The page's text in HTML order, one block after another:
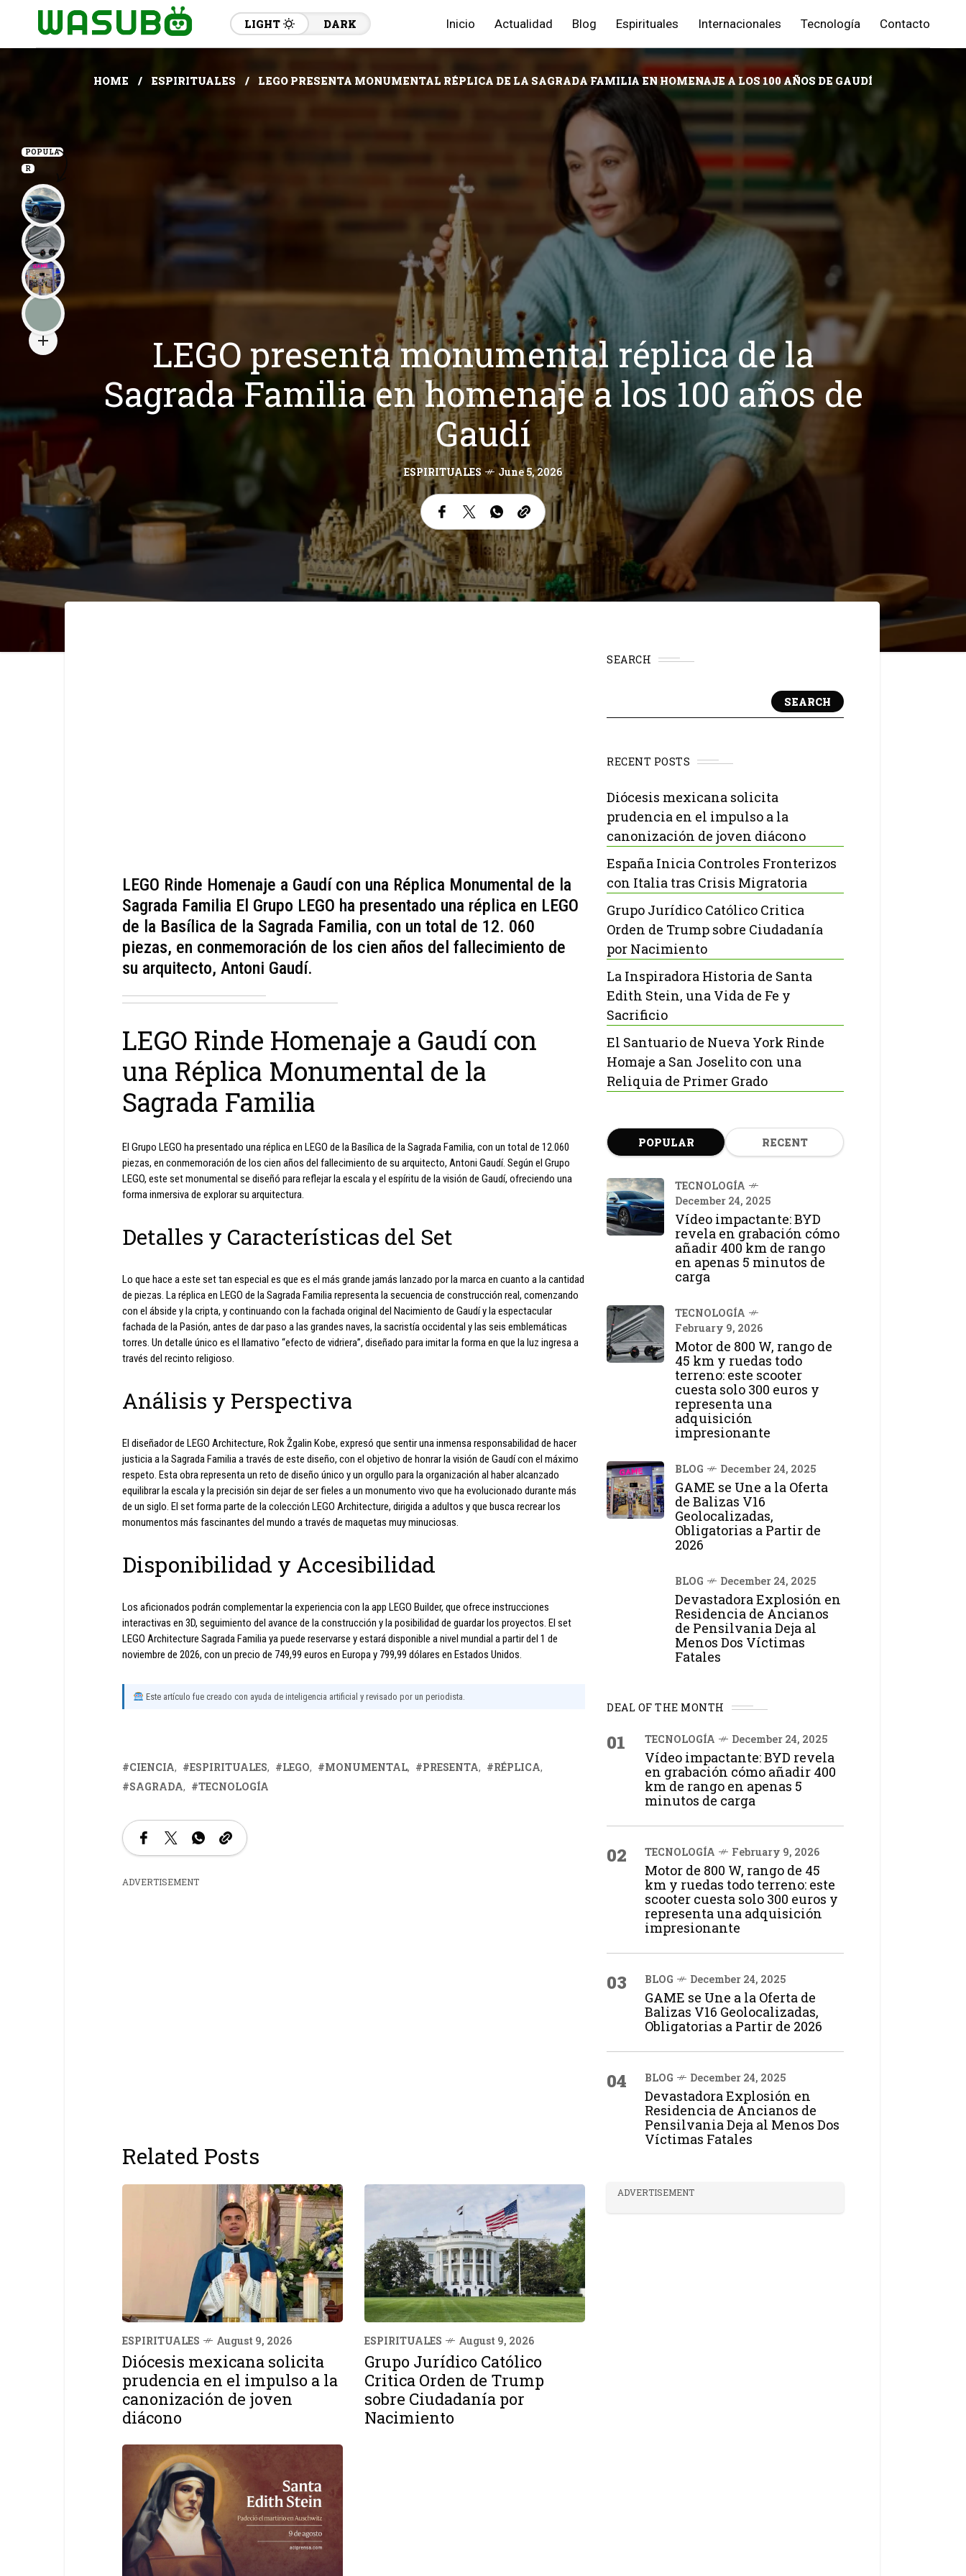
LIGHT DARK Inicio Actualidad Blog Espirituales Internacionales Tecnología Contacto
HOME ESPIRITUALES LEGO PRESENTA MONUMENTAL RÉPLICA DE LA SAGRADA FAMILIA EN HOMENAJE A LOS 100 AÑOS DE GAUDÍ
LEGO presenta monumental réplica de la
Sagrada Familia en homenaje a los 100 años de
Gaudí
ESPIRITUALES June 5, 2026
LEGO Rinde Homenaje a Gaudí con una Réplica Monumental de la
Sagrada Familia El Grupo LEGO ha presentado una réplica en LEGO
de la Basílica de la Sagrada Familia, con un total de 12. 060
piezas, en conmemoración de los cien años del fallecimiento de
su arquitecto, Antoni Gaudí.
LEGO Rinde Homenaje a Gaudí con
una Réplica Monumental de la
Sagrada Familia
El Grupo LEGO ha presentado una réplica en LEGO de la Basílica de la Sagrada Familia, con un total de 12.060
piezas, en conmemoración de los cien años del fallecimiento de su arquitecto, Antoni Gaudí. Según el Grupo
LEGO, este set monumental se diseñó para reflejar la escala y el espíritu de la visión de Gaudí, ofreciendo una
forma inmersiva de explorar su arquitectura.
Detalles y Características del Set
Lo que hace a este set tan especial es que es el más grande jamás lanzado por la marca en cuanto a la cantidad
de piezas. La réplica en LEGO de la Sagrada Familia representa la secuencia de construcción real, comenzando
con el ábside y la cripta, y continuando con la fachada original del Nacimiento de Gaudí y la espectacular
fachada de la Pasión, antes de dar paso a las grandes naves, la sacristía occidental y las seis emblemáticas
torres. Un detalle único es el llamativo “efecto de vidriera”, diseñado para imitar la forma en que la luz ingresa a
través del recinto religioso.
Análisis y Perspectiva
El diseñador de LEGO Architecture, Rok Žgalin Kobe, expresó que sentir una inmensa responsabilidad de hacer
justicia a la Sagrada Familia a través de este diseño, con el objetivo de honrar la visión de Gaudí con el máximo
respeto. Esta obra representa un reto de diseño único y un orgullo para la organización al haber alcanzado
equilibrar la escala y la precisión sin dejar de ser fieles a un monumento vivo que ha evolucionado durante más
de un siglo. El set forma parte de la colección LEGO Architecture, dirigida a adultos y que busca recrear los
monumentos más fascinantes del mundo a través de maquetas muy minuciosas.
Disponibilidad y Accesibilidad
Los aficionados podrán complementar la experiencia con la app LEGO Builder, que ofrece instrucciones
interactivas en 3D, seguimiento del avance de la construcción y la posibilidad de guardar los proyectos. El set
LEGO Architecture Sagrada Familia ya puede reservarse y estará disponible a nivel mundial a partir del 1 de
noviembre de 2026, con un precio de 749,99 euros en Europa y 799,99 dólares en Estados Unidos.
Este artículo fue creado con ayuda de inteligencia artificial y revisado por un periodista.
CIENCIA ESPIRITUALES LEGO MONUMENTAL PRESENTA
RÉPLICA
SAGRADA
TECNOLOGÍA
ADVERTISEMENT
Related Posts
ESPIRITUALES August 9, 2026
Diócesis mexicana solicita
prudencia en el impulso a la
canonización de joven
diácono
ESPIRITUALES August 9, 2026
Grupo Jurídico Católico
Critica Orden de Trump
sobre Ciudadanía por
Nacimiento
SEARCH
SEARCH
RECENT POSTS
Diócesis mexicana solicita
prudencia en el impulso a la
canonización de joven diácono
España Inicia Controles Fronterizos
con Italia tras Crisis Migratoria
Grupo Jurídico Católico Critica
Orden de Trump sobre Ciudadanía
por Nacimiento
La Inspiradora Historia de Santa
Edith Stein, una Vida de Fe y
Sacrificio
El Santuario de Nueva York Rinde
Homaje a San Joselito con una
Reliquia de Primer Grado
POPULAR RECENT
TECNOLOGÍA
December 24, 2025
Vídeo impactante: BYD
revela en grabación cómo
añadir 400 km de rango
en apenas 5 minutos de
carga
TECNOLOGÍA
February 9, 2026
Motor de 800 W, rango de
45 km y ruedas todo
terreno: este scooter
cuesta solo 300 euros y
representa una
adquisición
impresionante
BLOG December 24, 2025
GAME se Une a la Oferta
de Balizas V16
Geolocalizadas,
Obligatorias a Partir de
2026
BLOG December 24, 2025
Devastadora Explosión en
Residencia de Ancianos
de Pensilvania Deja al
Menos Dos Víctimas
Fatales
DEAL OF THE MONTH
01 TECNOLOGÍA December 24, 2025
Vídeo impactante: BYD revela
en grabación cómo añadir 400
km de rango en apenas 5
minutos de carga
02 TECNOLOGÍA February 9, 2026
Motor de 800 W, rango de 45
km y ruedas todo terreno: este
scooter cuesta solo 300 euros y
representa una adquisición
impresionante
03 BLOG December 24, 2025
GAME se Une a la Oferta de
Balizas V16 Geolocalizadas,
Obligatorias a Partir de 2026
04 BLOG December 24, 2025
Devastadora Explosión en
Residencia de Ancianos de
Pensilvania Deja al Menos Dos
Víctimas Fatales
ADVERTISEMENT
POPULA
R